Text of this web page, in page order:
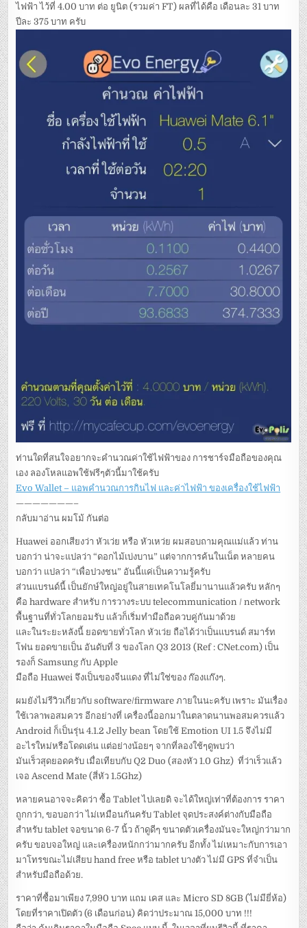
ไฟฟ้า ไว้ที่ 4.00 บาท ต่อ ยูนิต (รวมค่า FT) ผลที่ได้คือ เดือนละ 31 บาท
ปีละ 375 บาท ครับ
ท่านใดที่สนใจอยากจะคำนวณค่าใช้ไฟฟ้าของ การชาร์จมือถือของคุณ
เอง ลองโหลแอพใช้ฟรีๆตัวนี้มาใช้ครับ
Evo Wallet – แอพคำนวณการกินไฟ และค่าไฟฟ้า ของเครื่องใช้ไฟฟ้า
———————–
กลับมาอ่าน ผมโม้ กันต่อ
Huawei ออกเสียงว่า หัวเว่ย หรือ หัวเหว่ย ผมสอบถามคุณแม่แล้ว ท่าน
บอกว่า น่าจะแปลว่า “ดอกไม้เบ่งบาน” แต่จากการค้นในเน็ต หลายคน
บอกว่า แปลว่า “เพื่อปวงชน” อันนี้แค่เป็นความรู้ครับ
ส่วนแบรนด์นี้ เป็นยักษ์ใหญ่อยู่ในสายเทคโนโลยี่มานานแล้วครับ หลักๆ
คือ hardware สำหรับ การวางระบบ telecommunication / network
พื้นฐานที่ทั่วโลกยอมรับ แล้วก็เริ่มทำมือถือควบคู่กันมาด้วย
และในระยะหลังนี้ ยอดขายทั่วโลก หัวเว่ย ถือได้ว่าเป็นแบรนด์ สมาร์ท
โฟน ยอดขายเป็น อันดับที่ 3 ของโลก Q3 2013 (Ref : CNet.com) เป็น
รองก็ Samsung กับ Apple
มือถือ Huawei จึงเป็นของจีนแดง ที่ไม่ใช่ของ ก๊องแก๊งๆ.
ผมยังไม่รีวิวเกี่ยวกับ software/firmware ภายในนะครับ เพราะ มันเรื่อง
ใช้เวลาพอสมควร อีกอย่างที่ เครื่องนี้ออกมาในตลาดนานพอสมควรแล้ว
Android ก็เป็นรุ่น 4.1.2 Jelly bean โดยใช้ Emotion UI 1.5 จึงไม่มี
อะไรใหม่หรือโดดเด่น แต่อย่างน้อยๆ จากที่ลองใช้ๆดูพบว่า
มันเร็วสุดยอดครับ เมื่อเทียบกับ Q2 Duo (สองหัว 1.0 Ghz) ที่ว่าเร็วแล้ว
เจอ Ascend Mate (สี่หัว 1.5Ghz)
หลายคนอาจจะคิดว่า ซื้อ Tablet ไปเลยดิ จะได้ใหญ่เท่าที่ต้องการ ราคา
ถูกกว่า, ขอบอกว่า ไม่เหมือนกันครับ Tablet จุดประสงค์ต่างกับมือถือ
สำหรับ tablet จอขนาด 6-7 นิ้ว ถ้าดูดีๆ ขนาดตัวเครื่องมันจะใหญ่กว่ามาก
ครับ ขอบจอใหญ่ และเครื่องหนักกว่ามากครับ อีกทั้ง ไม่เหมาะกับการเอา
มาโทรขณะไม่เสียบ hand free หรือ tablet บางตัว ไม่มี GPS ที่จำเป็น
สำหรับมือถือด้วย.
ราคาที่ซื้อมาเพียง 7,990 บาท แถม เคส และ Micro SD 8GB (ไม่มียี่ห้อ)
โดยที่ราคาเปิดตัว (6 เดือนก่อน) คิดว่าประมาณ 15,000 บาท !!!